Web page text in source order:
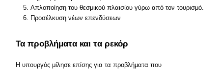
Απλοποίηση του θεσμικού πλαισίου γύρω από τον τουρισμό.
Προσέλκυση νέων επενδύσεων
Τα προβλήματα και τα ρεκόρ
Η υπουργός μίλησε επίσης για τα προβλήματα που